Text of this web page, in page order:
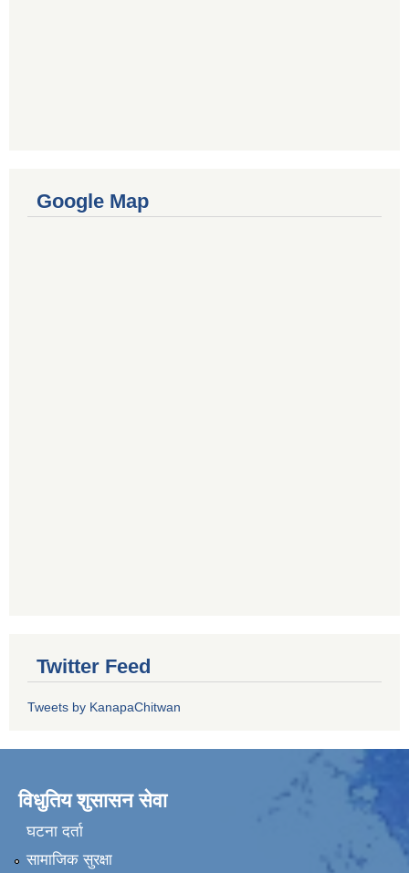
Google Map
Twitter Feed
Tweets by KanapaChitwan
विधुतिय शुसासन सेवा
घटना दर्ता
सामाजिक सुरक्षा